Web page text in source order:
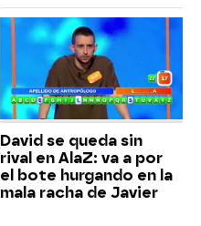
David se queda sin
rival en AlaZ: va a por
el bote hurgando en la
mala racha de Javier